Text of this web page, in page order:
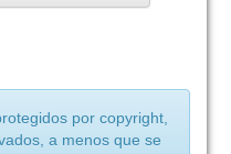
por copyright,
a menos que se